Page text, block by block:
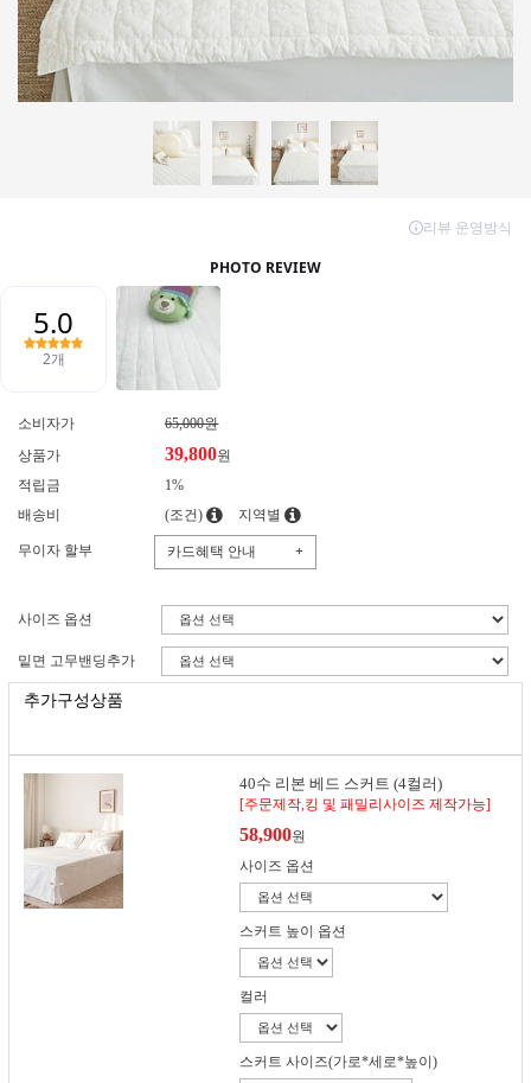
소비자가
65,000원
상품가
39,800원
적립금
1%
배송비
(조건) 지역별
무이자 할부 카드혜택 안내 +
사이즈 옵션
밑면 고무밴딩추가
추가구성상품
40수 리본 베드 스커트 (4컬러)
[주문제작,킹 및 패밀리사이즈 제작가능]
58,900원
사이즈 옵션
스커트 높이 옵션
컬러
스커트 사이즈(가로*세로*높이)